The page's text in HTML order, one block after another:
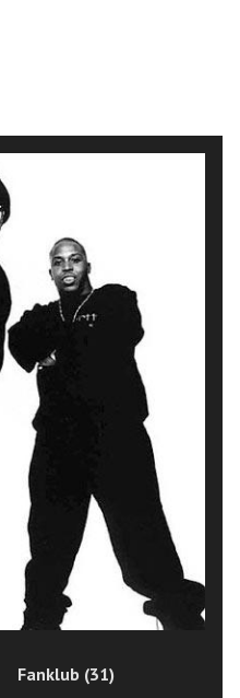
Fanklub (31)